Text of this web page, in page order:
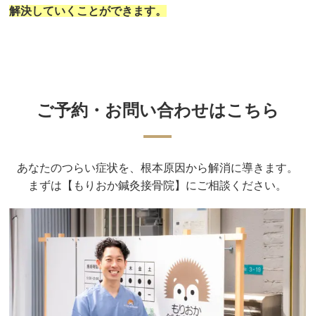
解決していくことができます。
ご予約・お問い合わせはこちら
あなたのつらい症状を、根本原因から解消に導きます。
まずは【もりおか鍼灸接骨院】にご相談ください。